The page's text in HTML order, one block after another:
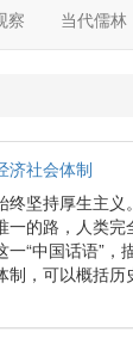
察 当代儒林
济社会体制
坚持厚生主
的路，人类
“中国话语”，
，可以概括